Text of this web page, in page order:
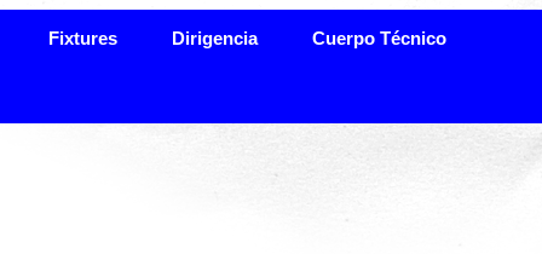
Fixtures Dirigencia Cuerpo Técnico